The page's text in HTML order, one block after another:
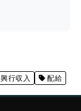
興行収入 配給